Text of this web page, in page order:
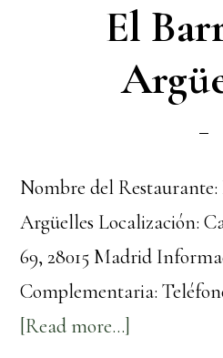
El
Nombre del
Argüelles Localización:
69, 28015 Madrid
Complementaria:
[Read more...]